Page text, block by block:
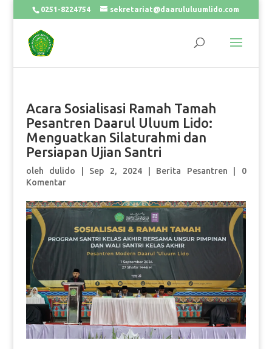
0251-8224754 sekretariat@daarululuumlido.com
Acara Sosialisasi Ramah Tamah
Pesantren Daarul Uluum Lido:
Menguatkan Silaturahmi dan
Persiapan Ujian Santri
oleh dulido Sep 2, 2024 Berita Pesantren
0
Komentar